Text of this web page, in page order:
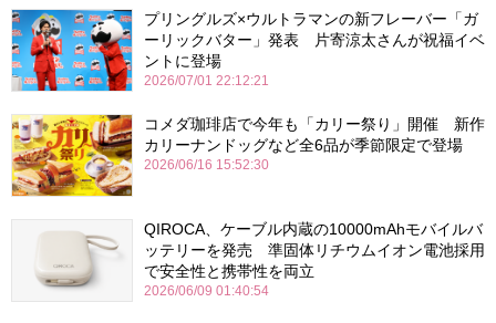
プリングルズ×ウルトラマンの新フレーバー「ガ
ーリックバター」発表 片寄涼太さんが祝福イベ
ントに登場
2026/07/01 22:12:21
コメダ珈琲店で今年も「カリー祭り」開催 新作
カリーナンドッグなど全6品が季節限定で登場
2026/06/16 15:52:30
QIROCA、ケーブル内蔵の10000mAhモバイルバ
ッテリーを発売 準固体リチウムイオン電池採用
で安全性と携帯性を両立
2026/06/09 01:40:54